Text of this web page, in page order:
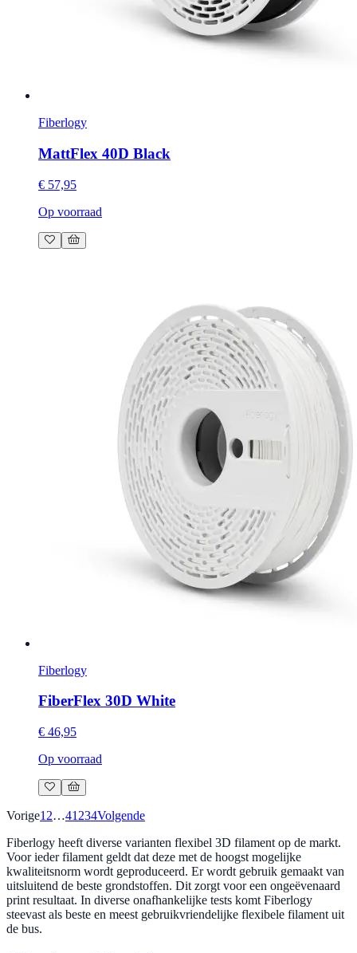
Fiberlogy
MattFlex 40D Black
€ 57,95
Op voorraad
Fiberlogy
FiberFlex 30D White
€ 46,95
Op voorraad
Vorige1 2…41 234Volgende
Fiberlogy heeft diverse varianten flexibel 3D filament op de markt.
Voor ieder filament geldt dat deze met de hoogst mogelijke
kwaliteitsnorm wordt geproduceerd. Er wordt gebruik gemaakt van
uitsluitend de beste grondstoffen. Dit zorgt voor een ongeëvenaard
print resultaat. In diverse onafhankelijke tests komt Fiberlogy
steevast als beste en meest gebruikvriendelijke flexibele filament uit
de bus.